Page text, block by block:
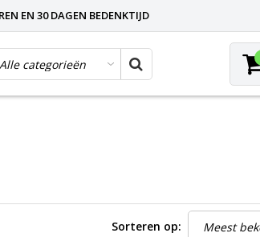
EN 30 DAGEN BEDENKTIJD
Sorteren op: